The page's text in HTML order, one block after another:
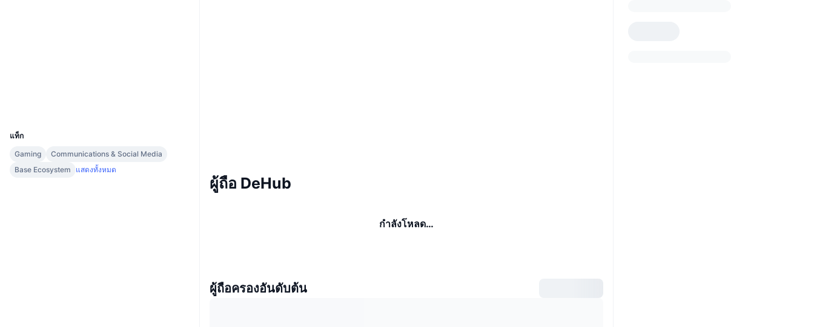
แท็ก
Gaming
Communications & Social Media
Base Ecosystem
แสดงทั้งหมด
ผู้ถือ DeHub
กำลังโหลด…
ผู้ถือครองอันดับต้น